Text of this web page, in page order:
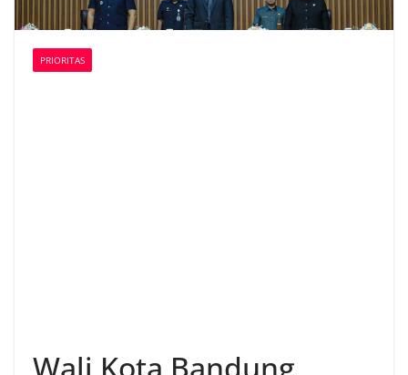
PRIORITAS